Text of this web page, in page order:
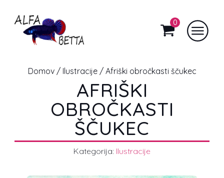
0
Domov/ Ilustracije/ Afriški obročkasti ščukec
AFRIŠKI
OBROČKASTI
ŠČUKEC
Kategorija: Ilustracije